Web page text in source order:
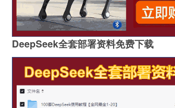
DeepSeek全套部署资料免费下载